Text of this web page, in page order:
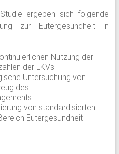
ergeben sich folgende
zur Eutergesundheit in
Nutzung der
der LKVs
Untersuchung von
des
von standardisierten
Eutergesundheit